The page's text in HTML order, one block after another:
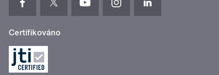
Certifikováno